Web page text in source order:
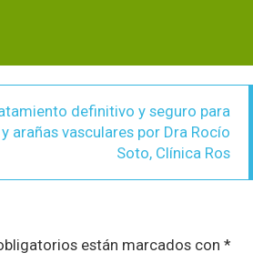
definitivo y seguro para
arañas vasculares por Dra Rocío
Soto, Clínica Ros
están marcados con *